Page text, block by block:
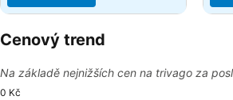
Cenový trend
Na základě nejnižších cen na trivago za
0 Kč